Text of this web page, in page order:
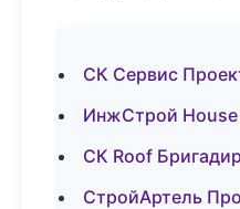
СК Сервис
ИнжСтрой
СК Roof
СтройАртель